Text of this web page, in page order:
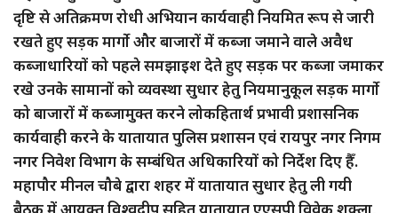
दृष्टि से अतिक्रमण रोधी अभियान कार्यवाही नियमित रूप से जारी
रखते हुए सड़क मार्गो और बाजारों में कब्जा जमाने वाले अवैध
कब्जाधारियों को पहले समझाइश देते हुए सड़क पर कब्जा जमाकर
रखे उनके सामानों को व्यवस्था सुधार हेतु नियमानुकूल सड़क मार्गो
को बाजारों में कब्जामुक्त करने लोकहितार्थ प्रभावी प्रशासनिक
कार्यवाही करने के यातायात पुलिस प्रशासन एवं रायपुर नगर निगम
नगर निवेश विभाग के सम्बंधित अधिकारियों को निर्देश दिए हैँ.
महापौर मीनल चौबे द्वारा शहर में यातायात सुधार हेतु ली गयी
बैठक में आयुक्त विश्वदीप सहित यातायात एएसपी विवेक शुक्ला,